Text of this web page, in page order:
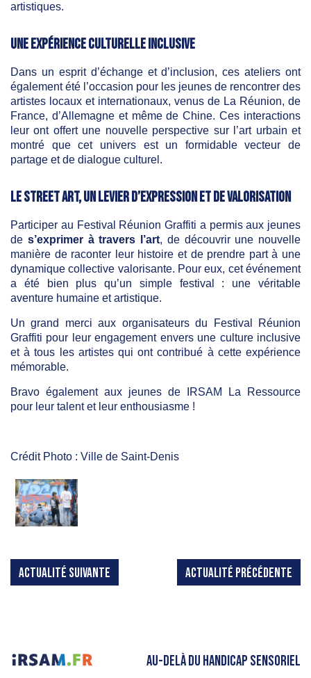
artistiques.
Une expérience culturelle inclusive
Dans un esprit d’échange et d’inclusion, ces ateliers ont
également été l’occasion pour les jeunes de rencontrer des
artistes locaux et internationaux, venus de La Réunion, de
France, d’Allemagne et même de Chine. Ces interactions
leur ont offert une nouvelle perspective sur l’art urbain et
montré que cet univers est un formidable vecteur de
partage et de dialogue culturel.
Le street art, un levier d’expression et de valorisation
Participer au Festival Réunion Graffiti a permis aux jeunes
de s’exprimer à travers l’art, de découvrir une nouvelle
manière de raconter leur histoire et de prendre part à une
dynamique collective valorisante. Pour eux, cet événement
a été bien plus qu’un simple festival : une véritable
aventure humaine et artistique.
Un grand merci aux organisateurs du Festival Réunion
Graffiti pour leur engagement envers une culture inclusive
et à tous les artistes qui ont contribué à cette expérience
mémorable.
Bravo également aux jeunes de IRSAM La Ressource
pour leur talent et leur enthousiasme !
Crédit Photo : Ville de Saint-Denis
ACTUALITÉ SUIVANTE ACTUALITÉ PRÉCÉDENTE
AU-DELÀ DU HANDICAP SENSORIEL